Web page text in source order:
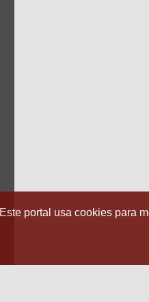
Este portal usa cookies para